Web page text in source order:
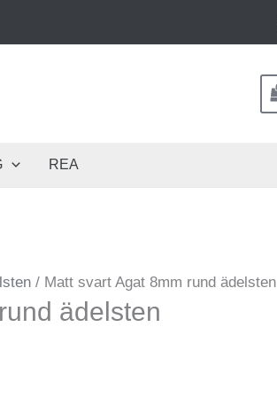
REA
/ Matt svart Agat 8mm rund ädelsten
ädelsten